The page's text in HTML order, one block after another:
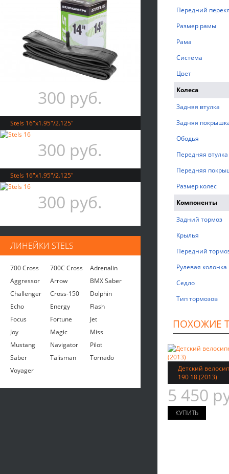
300 руб.
Stels 16"x1.95"/2.125"
300 руб.
Stels 16"x1.95"/2.125"
300 руб.
ЛИНЕЙКИ STELS
700 Cross 700C Cross
Adrenalin
Aggressor
Arrow
BMX Saber
Challenger
Cross-150
Dolphin
Echo
Energy
Flash
Focus
Fortune
Jet
Joy
Magic
Miss
Mustang
Navigator
Pilot
Saber
Talisman
Tornado
Voyager
Передний
Размер рамы
Рама
Система
Цвет
Колеса
Задняя втулка
Задняя
Ободья
Передняя втулка
Передняя
Размер колес
Компоненты
Задний тормоз
Крылья
Передний
Рулевая колонка
Седло
Тип тормозов
ПОХОЖИЕ
Детский
190 18 (2013)
5 450